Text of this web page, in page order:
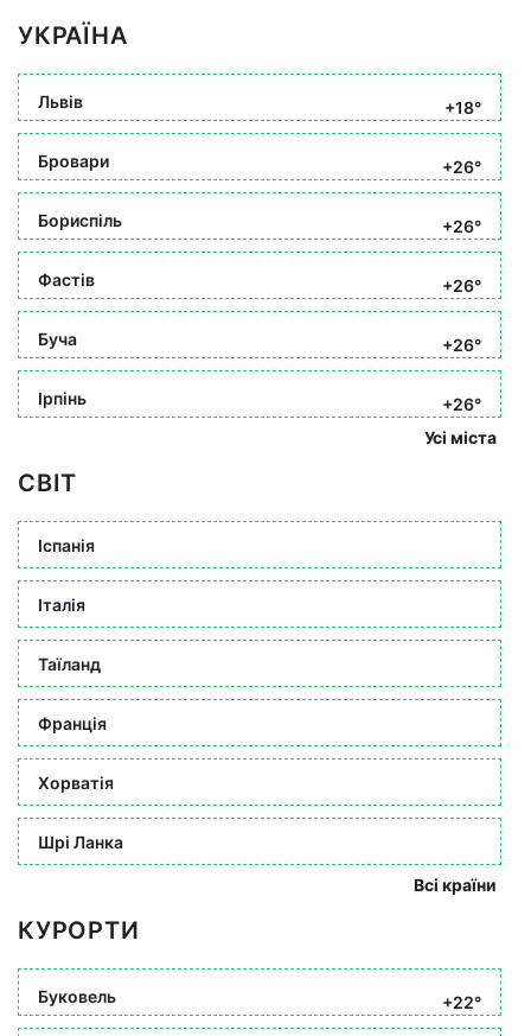
УКРАЇНА
Львів +18°
Бровари +26°
Бориспіль +26°
Фастів +26°
Буча +26°
Ірпінь
+26°
Усі міста
СВІТ
Іспанія
Італія
Таїланд
Франція
Хорватія
Шрі Ланка
Всі країни
КУРОРТИ
Буковель +22°